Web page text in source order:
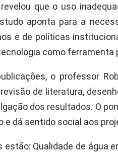
que o uso
aponta para a
e de políticas
como ferramenta
o professor
de literatura,
dos resultados. O
e dá sentido social aos
Qualidade de água